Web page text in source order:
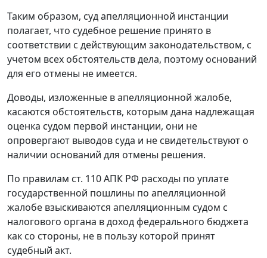
Таким образом, суд апелляционной инстанции
полагает, что судебное решение принято в
соответствии с действующим законодательством, с
учетом всех обстоятельств дела, поэтому оснований
для его отмены не имеется.
Доводы, изложенные в апелляционной жалобе,
касаются обстоятельств, которым дана надлежащая
оценка судом первой инстанции, они не
опровергают выводов суда и не свидетельствуют о
наличии оснований для отмены решения.
По правилам ст. 110АПК РФ расходы по уплате
государственной пошлины по апелляционной
жалобе взыскиваются апелляционным судом с
налогового органа в доход федерального бюджета
как со стороны, не в пользу которой принят
судебный акт.